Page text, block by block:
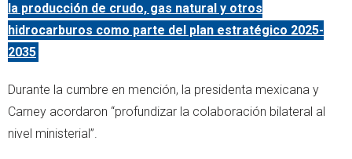
la producción de crudo, gas natural y otros
hidrocarburos como parte del plan estratégico 2025-
2035
Durante la cumbre en mención, la presidenta mexicana y
Carney acordaron “profundizar la colaboración bilateral al
nivel ministerial”.